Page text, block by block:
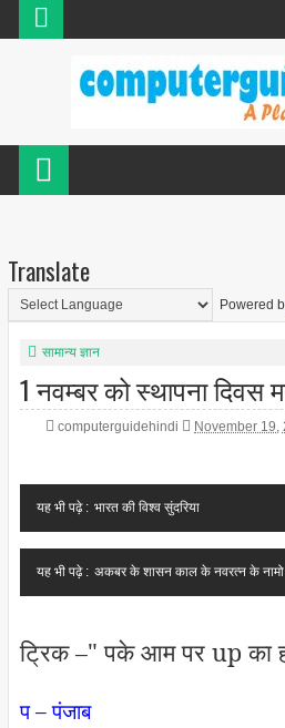
Translate
Powered
सामान्य ज्ञान
1 नवम्बर को स्थापना दिवस
computerguidehindi November 19,
यह भी पढ़े : भारत की विश्व सुंदरिया
यह भी पढ़े : अकबर के शासन काल के नवरत्न के नामो
ट्रिक –" पके आम पर up का
प – पंजाब